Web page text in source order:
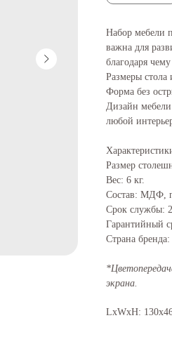
Набор мебели
важна для
благодаря
Размеры стола
Форма без
Дизайн
любой
Размер
Вес: 6 кг.
Состав: МДФ,
Срок службы:
Гарантийный
Страна бренда:
экрана.
LxWxH: